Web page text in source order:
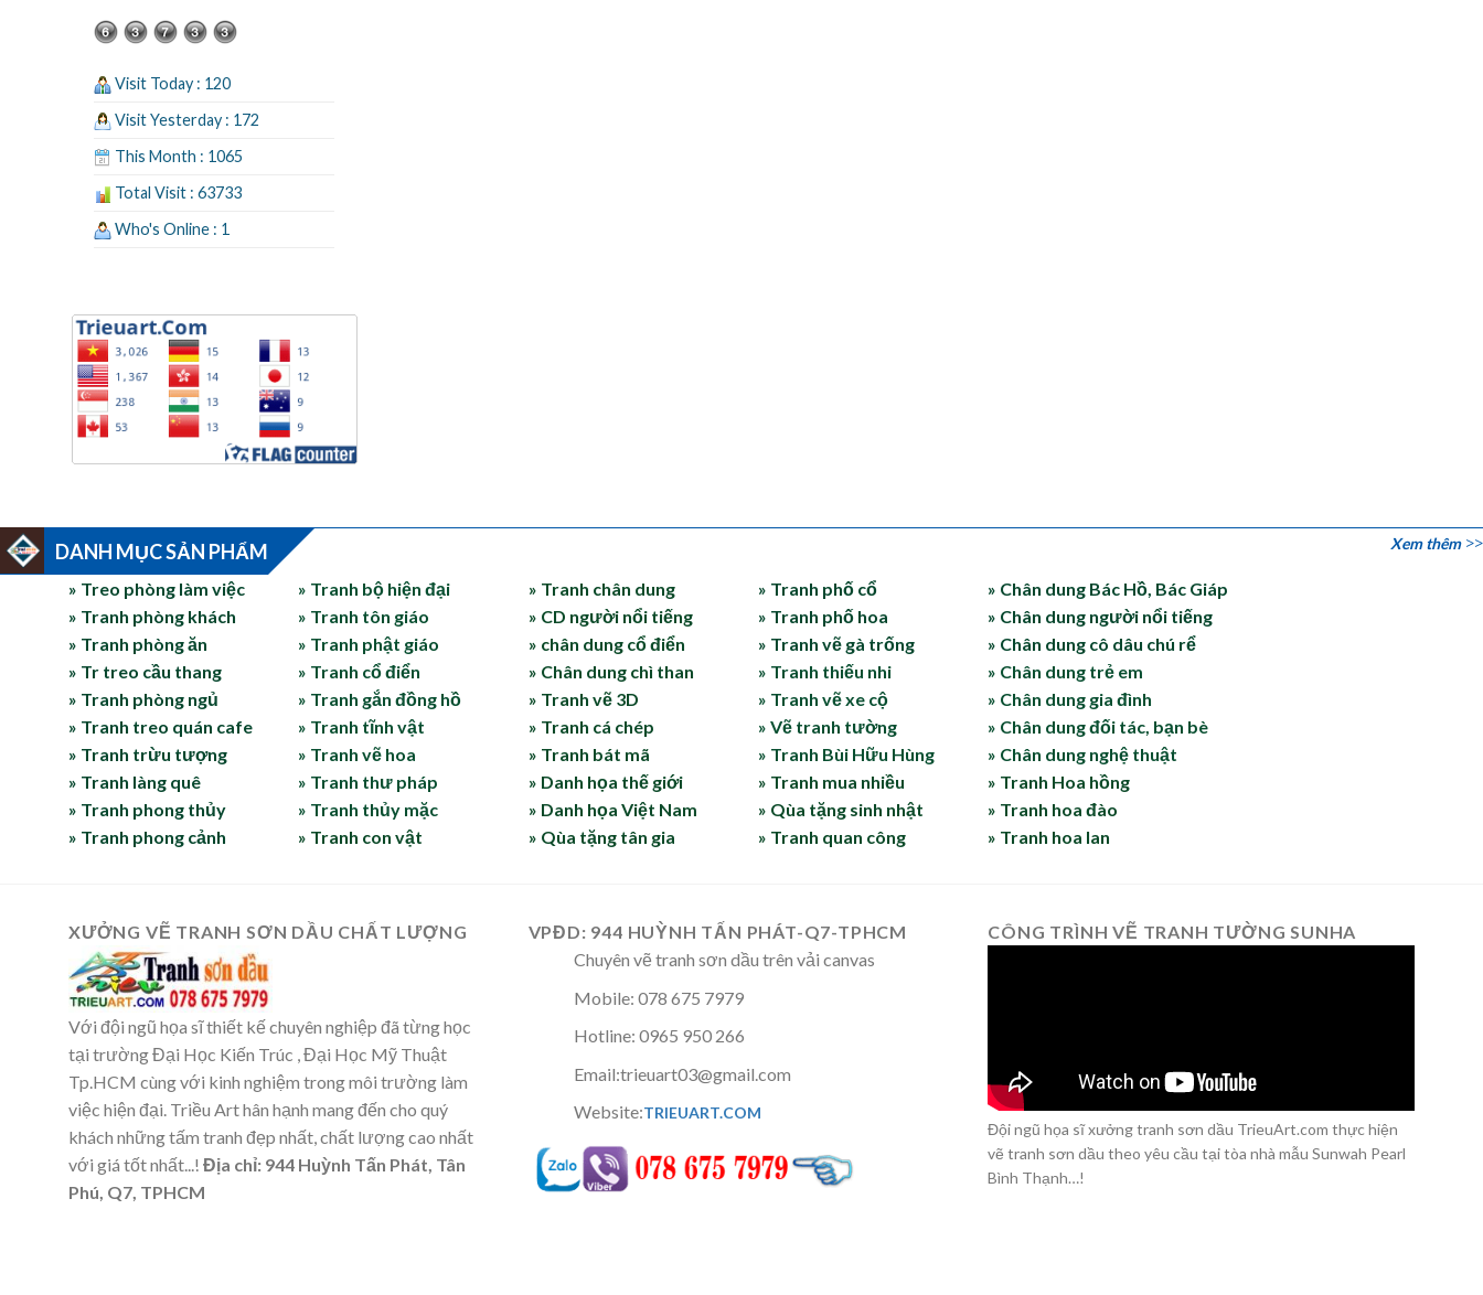
Visit Today : 120
Visit Yesterday : 172
This Month : 1065
Total Visit : 63733
Who's Online : 1
DANH MỤC SẢN PHẨM Xem thêm
» Treo phòng làm việc
» Tranh phòng khách
» Tranh phòng ăn
» Tr treo cầu thang
» Tranh phòng ngủ
» Tranh treo quán cafe
» Tranh trừu tượng
» Tranh làng quê
» Tranh phong thủy
» Tranh phong cảnh
» Tranh bộ hiện đại
» Tranh tôn giáo
» Tranh phật giáo
» Tranh cổ điển
» Tranh gắn đồng hồ
» Tranh tĩnh vật
» Tranh vẽ hoa
» Tranh thư pháp
» Tranh thủy mặc
» Tranh con vật
» Tranh chân dung
» CD người nổi tiếng
» chân dung cổ điển
» Chân dung chì than
» Tranh vẽ 3D
» Tranh cá chép
» Tranh bát mã
» Danh họa thế giới
» Danh họa Việt Nam
» Qùa tặng tân gia
» Tranh phố cổ
» Tranh phố hoa
» Tranh vẽ gà trống
» Tranh thiếu nhi
» Tranh vẽ xe cộ
» Vẽ tranh tường
» Tranh Bùi Hữu Hùng
» Tranh mua nhiều
» Qùa tặng sinh nhật
» Tranh quan công
» Chân dung Bác Hồ, Bác Giáp
» Chân dung người nổi tiếng
» Chân dung cô dâu chú rể
» Chân dung trẻ em
» Chân dung gia đình
» Chân dung đối tác, bạn bè
» Chân dung nghệ thuật
» Tranh Hoa hồng
» Tranh hoa đào
» Tranh hoa lan
XƯỞNG VẼ TRANH SƠN DẦU CHẤT LƯỢNG
Với đội ngũ họa sĩ thiết kế chuyên nghiệp đã từng học
tại trường Đại Học Kiến Trúc , Đại Học Mỹ Thuật
Tp.HCM cùng với kinh nghiệm trong môi trường làm
việc hiện đại. Triều Art hân hạnh mang đến cho quý
khách những tấm tranh đẹp nhất, chất lượng cao nhất
với giá tốt nhất...! Địa chỉ: 944 Huỳnh Tấn Phát, Tân
Phú, Q7, TPHCM
VPĐD: 944 HUỲNH TẤN PHÁT-Q7-TPHCM
Chuyên vẽ tranh sơn dầu trên vải canvas
Mobile: 078 675 7979
Hotline: 0965 950 266
Email:trieuart03@gmail.com
Website:TRIEUART.COM
CÔNG TRÌNH VẼ TRANH TƯỜNG SUNHA
Đội ngũ họa sĩ xưởng tranh sơn dầu TrieuArt.com thực hiện
vẽ tranh sơn dầu theo yêu cầu tại tòa nhà mẫu Sunwah Pearl
Bình Thạnh…!